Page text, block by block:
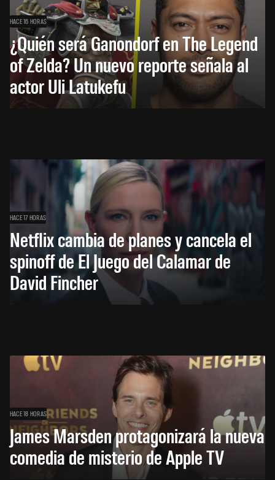
HACE 16 HORAS
¿Quién será Ganondorf en The Legend
of Zelda? Un nuevo reporte señala al
actor Uli Latukefu
HACE 17 HORAS
Netflix cambia de planes y cancela el
spinoff de El Juego del Calamar de
David Fincher
HACE 18 HORAS
James Marsden protagonizará la nueva
comedia de misterio de Apple TV